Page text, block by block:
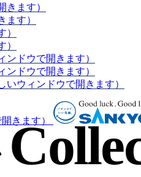
きます）
ます）
）
）
ンドウで開きます）
ンドウで開きます）
いウィンドウで開きます）
きます）